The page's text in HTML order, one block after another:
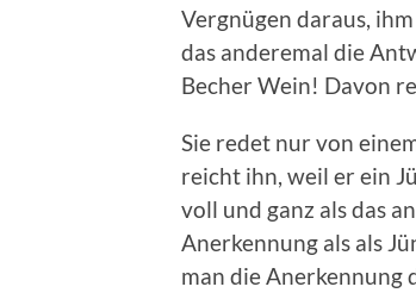
Vergnügen daraus,
das anderemal die
Becher Wein! Davon
Sie redet nur von
reicht ihn, weil er ein
voll und ganz als das
Anerkennung als als
man die Anerkennung